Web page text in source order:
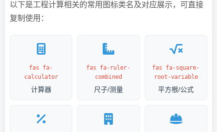
以下是工程计算相关的常用图标类名及对应展示，可直接
复制使用：
fas fa-
calculator
计算器
fas fa-ruler-
combined
尺子/测量
fas fa-square-
root-variable
平方根/公式